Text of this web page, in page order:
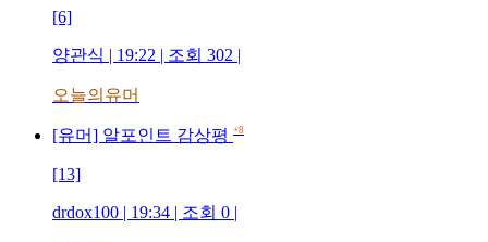
[6]
양관식 | 19:22 | 조회 302 |
오늘의유머
[유머] 알포인트 감상평 +8
[13]
drdox100 | 19:34 | 조회 0 |